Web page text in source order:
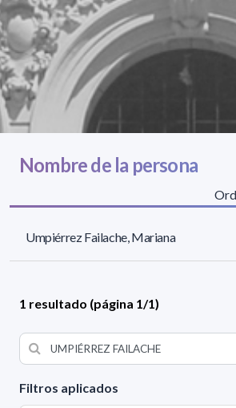
Filtros aplicados
Nombre de la persona
Umpiérrez Failache, Mariana
1 resultado (página 1/1)